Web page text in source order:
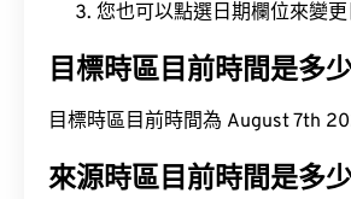
您也可以點選日期欄位來變更
目標時區目前時間是多
目標時區目前時間為 August 7th
來源時區目前時間是多